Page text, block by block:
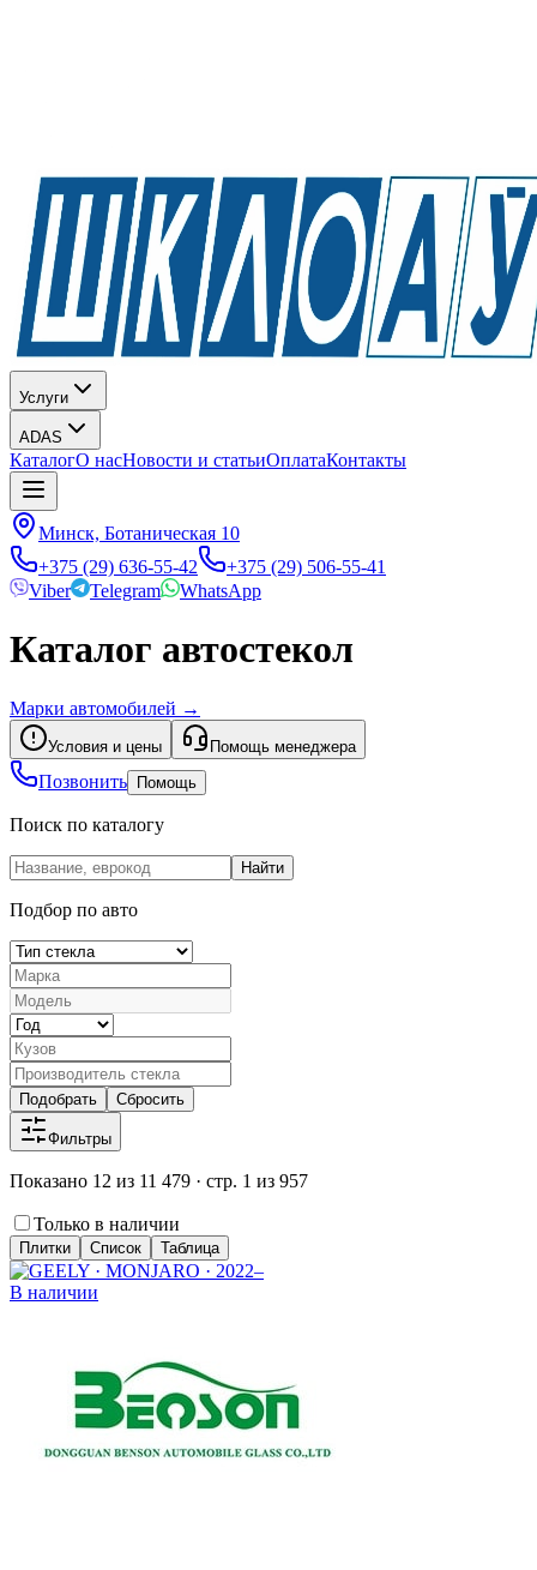
Услуги
ADAS
КаталогО насНовости и статьиОплатаКонтакты
Минск, Ботаническая 10
+375 (29) 636-55-42
+375 (29) 506-55-41
Viber
Telegram WhatsApp
Каталог автостекол
Марки автомобилей →
Условия и цены Помощь менеджера
Позвонить Помощь
Поиск по каталогу
Найти
Подбор по авто
Подобрать Сбросить
Фильтры
Показано 12 из 11 479 · стр. 1 из 957
Только в наличии
Плитки Список Таблица
В наличии